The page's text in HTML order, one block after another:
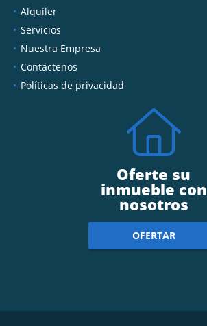
Alquiler
Servicios
Nuestra Empresa
Contáctenos
Políticas de privacidad
Oferte su
inmueble con
nosotros
OFERTAR